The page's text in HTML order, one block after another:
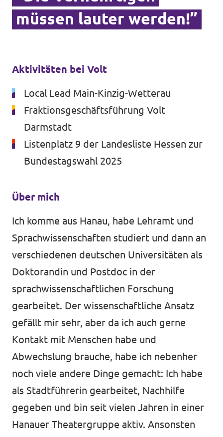
Volt vor Ort in Hessen
Transparenz
Datenschutz
Impressum
Kontakt
müssen lauter werden!”
Aktivitäten bei Volt
Local Lead Main-Kinzig-Wetterau
Fraktionsgeschäftsführung Volt
Darmstadt
Listenplatz 9 der Landesliste Hessen zur
Bundestagswahl 2025
Über mich
Ich komme aus Hanau, habe Lehramt und
Sprachwissenschaften studiert und dann an
verschiedenen deutschen Universitäten als
Doktorandin und Postdoc in der
sprachwissenschaftlichen Forschung
gearbeitet. Der wissenschaftliche Ansatz
gefällt mir sehr, aber da ich auch gerne
Kontakt mit Menschen habe und
Abwechslung brauche, habe ich nebenher
noch viele andere Dinge gemacht: Ich habe
als Stadtführerin gearbeitet, Nachhilfe
gegeben und bin seit vielen Jahren in einer
Hanauer Theatergruppe aktiv. Ansonsten